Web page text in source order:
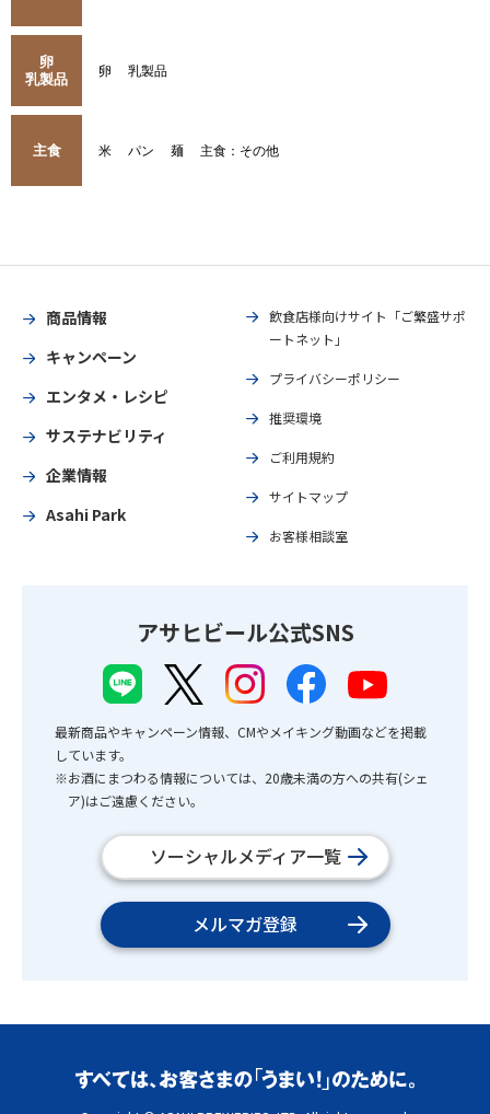
卵
乳製品
卵 乳製品
主食 米 パン 麺 主食：その他
商品情報
キャンペーン
エンタメ・レシピ
サステナビリティ
企業情報
Asahi Park
飲食店様向けサイト「ご繁盛サポ
ートネット」
プライバシーポリシー
推奨環境
ご利用規約
サイトマップ
お客様相談室
アサヒビール公式SNS
最新商品やキャンペーン情報、CMやメイキング動画などを掲載
しています。
※お酒にまつわる情報については、20歳未満の方への共有(シェ
ア)はご遠慮ください。
ソーシャルメディア一覧
メルマガ登録